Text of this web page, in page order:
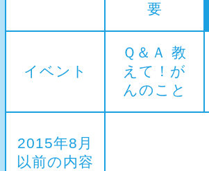
要
イベント
Ｑ＆Ａ 教
えて！が
んのこと
2015年8月
以前の内容